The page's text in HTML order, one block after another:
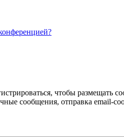
чтобы размещать
сообщения, отправка email-